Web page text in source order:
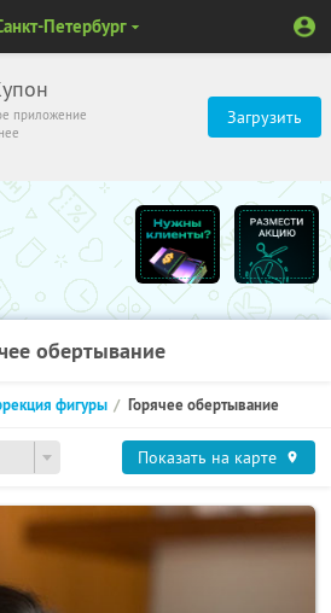
приложение
Загрузить
Петербург
обертывание
фигуры Горячее обертывание
Показать на карте